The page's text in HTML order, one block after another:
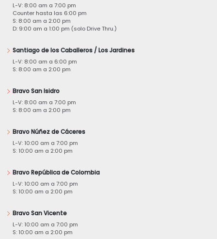
L-V: 8:00 am a 7:00 pm
Counter hasta las 6:00 pm
S: 8:00 am a 2:00 pm
D: 9:00 am a 1:00 pm (solo Drive Thru.)
Santiago de los Caballeros / Los Jardines
L-V: 8:00 am a 6:00 pm
S: 8:00 am a 2:00 pm
Bravo San Isidro
L-V: 8:00 am a 7:00 pm
S: 8:00 am a 2:00 pm
Bravo Núñez de Cáceres
L-V: 10:00 am a 7:00 pm
S: 10:00 am a 2:00 pm
Bravo República de Colombia
L-V: 10:00 am a 7:00 pm
S: 10:00 am a 2:00 pm
Bravo San Vicente
L-V: 10:00 am a 7:00 pm
S: 10:00 am a 2:00 pm